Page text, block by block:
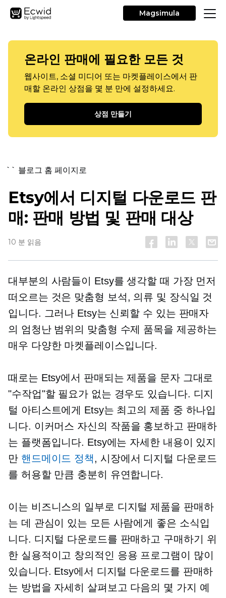
Magsimula
온라인 판매에 필요한 모든 것
웹사이트, 소셜 미디어 또는 마켓플레이스에서 판
매할 온라인 상점을 몇 분 만에 설정하세요.
상점 만들기
`` 블로그 홈 페이지로
Etsy에서 디지털 다운로드 판
매: 판매 방법 및 판매 대상
10 분 읽음
대부분의 사람들이 Etsy를 생각할 때 가장 먼저
떠오르는 것은 맞춤형 보석, 의류 및 장식일 것
입니다. 그러나 Etsy는 신뢰할 수 있는 판매자
의 엄청난 범위의 맞춤형 수제 품목을 제공하는
매우 다양한 마켓플레이스입니다.
때로는 Etsy에서 판매되는 제품을 문자 그대로
"수작업"할 필요가 없는 경우도 있습니다. 디지
털 아티스트에게 Etsy는 최고의 제품 중 하나입
니다. 이커머스 자신의 작품을 홍보하고 판매하
는 플랫폼입니다. Etsy에는 자세한 내용이 있지
만 핸드메이드 정책, 시장에서 디지털 다운로드
를 허용할 만큼 충분히 유연합니다.
이는 비즈니스의 일부로 디지털 제품을 판매하
는 데 관심이 있는 모든 사람에게 좋은 소식입
니다. 디지털 다운로드를 판매하고 구매하기 위
한 실용적이고 창의적인 응용 프로그램이 많이
있습니다. Etsy에서 디지털 다운로드를 판매하
는 방법을 자세히 살펴보고 다음의 몇 가지 예